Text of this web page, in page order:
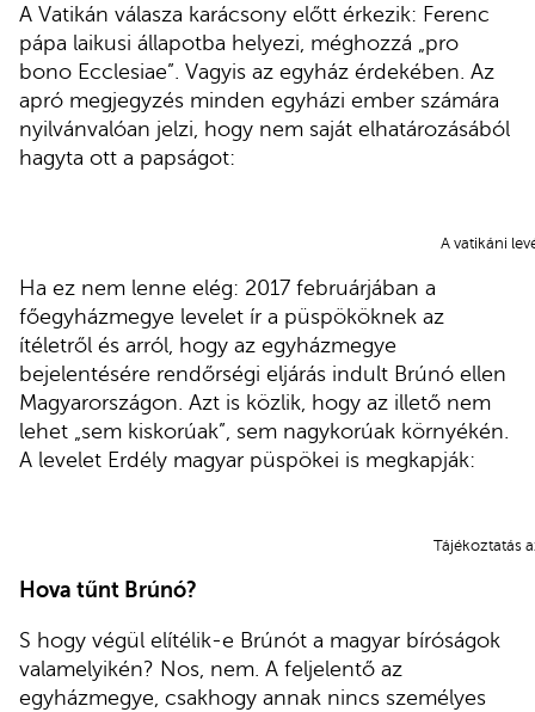
A Vatikán válasza karácsony előtt érkezik: Ferenc
pápa laikusi állapotba helyezi, méghozzá „pro
bono Ecclesiae”. Vagyis az egyház érdekében. Az
apró megjegyzés minden egyházi ember számára
nyilvánvalóan jelzi, hogy nem saját elhatározásából
hagyta ott a papságot:
A vatikáni
Ha ez nem lenne elég: 2017 februárjában a
főegyházmegye levelet ír a püspököknek az
ítéletről és arról, hogy az egyházmegye
bejelentésére rendőrségi eljárás indult Brúnó ellen
Magyarországon. Azt is közlik, hogy az illető nem
lehet „sem kiskorúak”, sem nagykorúak környékén.
A levelet Erdély magyar püspökei is megkapják:
Tájékoztatás
Hova tűnt Brúnó?
S hogy végül elítélik-e Brúnót a magyar bíróságok
valamelyikén? Nos, nem. A feljelentő az
egyházmegye, csakhogy annak nincs személyes